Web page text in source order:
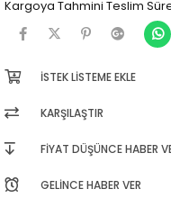
Kargoya Tahmini Teslim
İSTEK LISTEME EKLE
KARŞILAŞTIR
FIYAT DÜŞÜNCE HABER
GELINCE HABER VER